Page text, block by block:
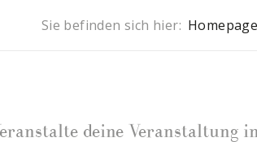
Sie befinden sich hier: Homepage
deine Veranstaltung